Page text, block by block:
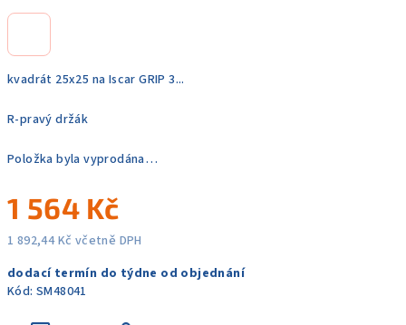
kvadrát 25x25 na Iscar GRIP 3...
R-pravý držák
Položka byla vyprodána…
1 564 Kč
1 892,44 Kč včetně DPH
cena:
dodací termín do týdne od objednání
Kód: SM48041